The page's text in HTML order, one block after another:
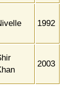
1992
2003